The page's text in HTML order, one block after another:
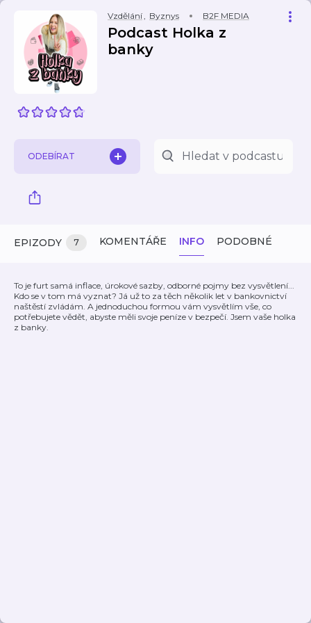
Vzdělání, Byznys B2F MEDIA
Podcast Holka z
banky
ODEBÍRAT
EPIZODY 7 KOMENTÁŘE INFO PODOBNÉ
To je furt samá inflace, úrokové sazby, odborné pojmy bez vysvětlení...
Kdo se v tom má vyznat? Já už to za těch několik let v bankovnictví
naštěstí zvládám. A jednoduchou formou vám vysvětlím vše, co
potřebujete vědět, abyste měli svoje peníze v bezpečí. Jsem vaše holka
z banky.